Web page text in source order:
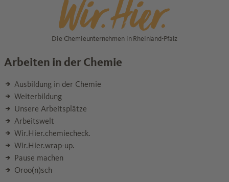
Die Chemieunternehmen in Rheinland-Pfalz
Arbeiten in der Chemie
Ausbildung in der Chemie
Weiterbildung
Unsere Arbeitsplätze
Arbeitswelt
Wir.Hier.chemiecheck.
Wir.Hier.wrap-up.
Pause machen
Oroo(n)sch